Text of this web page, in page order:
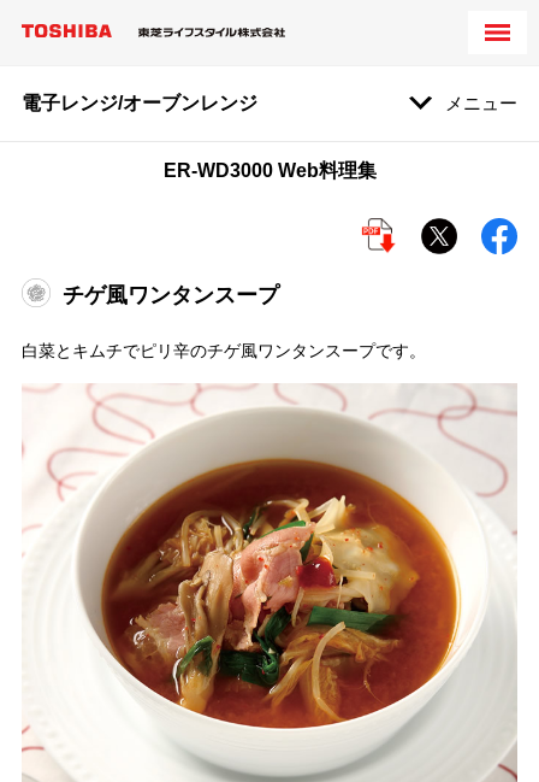
電子レンジ/オーブンレンジ メニュー
ER-WD3000 Web料理集
チゲ風ワンタンスープ
白菜とキムチでピリ辛のチゲ風ワンタンスープです。